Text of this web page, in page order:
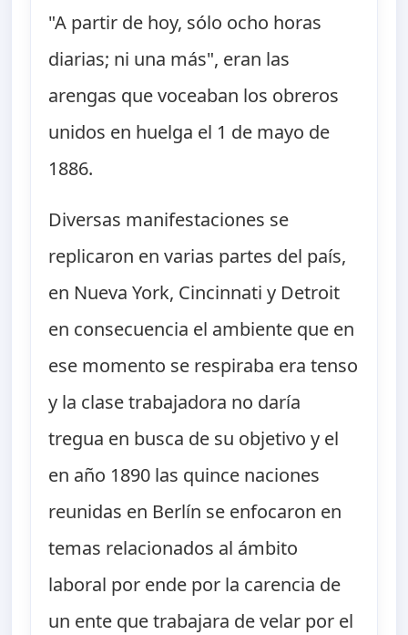
"A partir de hoy, sólo ocho horas
diarias; ni una más", eran las
arengas que voceaban los obreros
unidos en huelga el 1 de mayo de
1886.
Diversas manifestaciones se
replicaron en varias partes del país,
en Nueva York, Cincinnati y Detroit
en consecuencia el ambiente que en
ese momento se respiraba era tenso
y la clase trabajadora no daría
tregua en busca de su objetivo y el
en año 1890 las quince naciones
reunidas en Berlín se enfocaron en
temas relacionados al ámbito
laboral por ende por la carencia de
un ente que trabajara de velar por el